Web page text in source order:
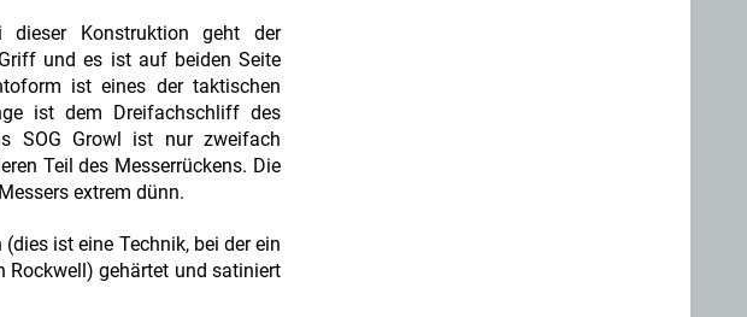
dieser Konstruktion geht der
und es ist auf beiden Seite
ist eines der taktischen
ist dem Dreifachschliff des
SOG Growl ist nur zweifach
Teil des Messerrückens. Die
extrem dünn.
ist eine Technik, bei der ein
Rockwell) gehärtet und satiniert